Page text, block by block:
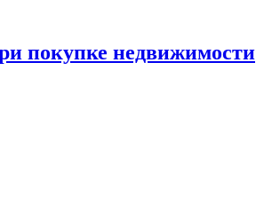
покупке недвижимости